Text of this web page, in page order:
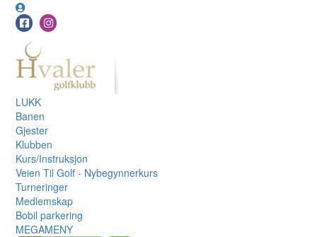
LUKK
Banen
Gjester
Klubben
Kurs/Instruksjon
Veien Til Golf - Nybegynnerkurs
Turneringer
Medlemskap
Bobil parkering
MEGAMENY